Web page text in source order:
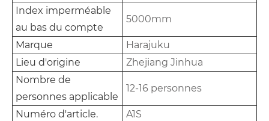
Index imperméable
au bas du compte
5000mm
Marque
Harajuku
Lieu d'origine
Zhejiang Jinhua
Nombre de
personnes applicable
12-16 personnes
Numéro d'article.
A1S